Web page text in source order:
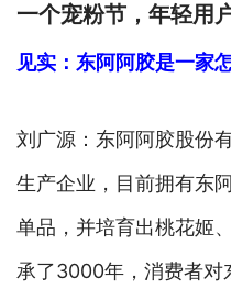
一个宠粉节，年轻用
见实：东阿阿胶是一家
刘广源：东阿阿胶股份
生产企业，目前拥有东
单品，并培育出桃花姬
承了3000年，消费者对